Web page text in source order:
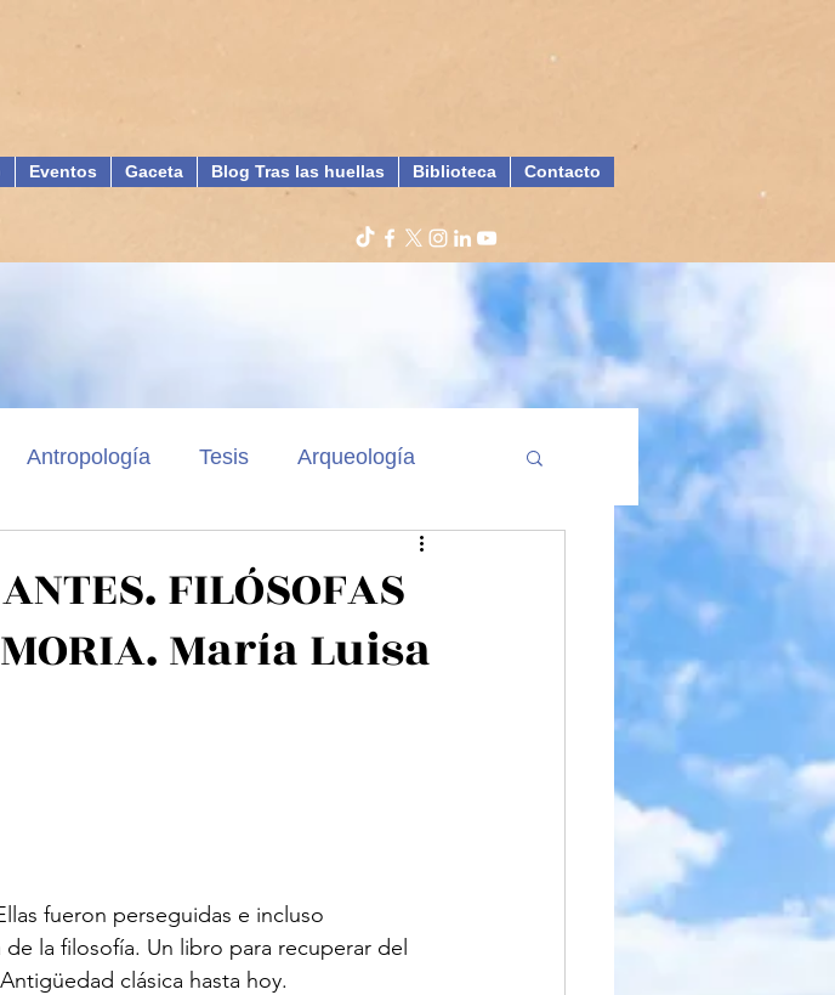
Eventos Gaceta Blog Tras las huellas Biblioteca Contacto
Antropología Tesis Arqueología
FILÓSOFAS
María Luisa
fueron perseguidas e incluso
la filosofía. Un libro para recuperar del
clásica hasta hoy.